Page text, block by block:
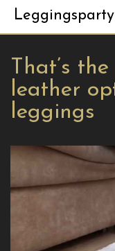
Leggingsparty
That’s
leather
leggings